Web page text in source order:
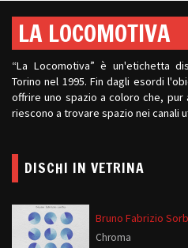
LA LOCOMOTIVA
“La Locomotiva” è un'etichetta
Torino nel 1995. Fin dagli esordi
offrire uno spazio a coloro che,
riescono a trovare spazio nei canali
DISCHI IN VETRINA
Bruno Fabrizio
Chroma